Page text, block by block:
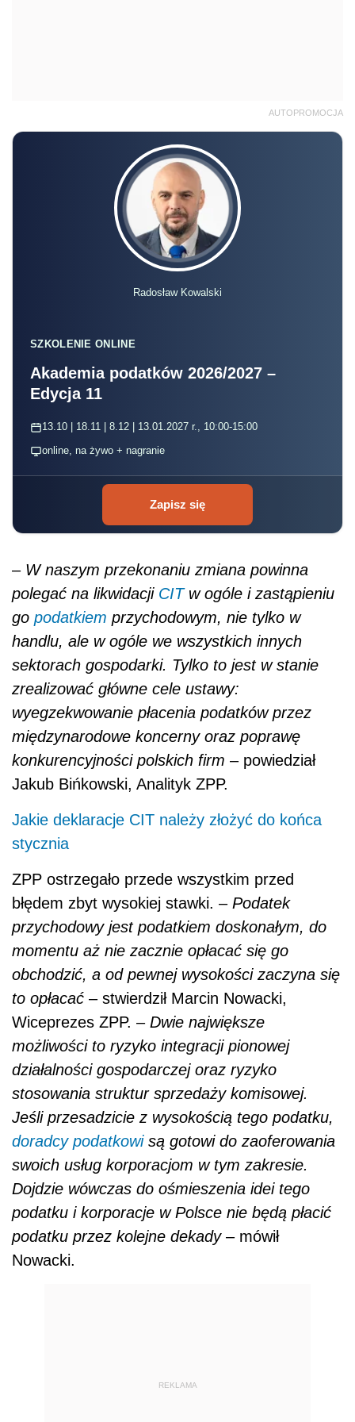
AUTOPROMOCJA
Radosław Kowalski
SZKOLENIE ONLINE
Akademia podatków 2026/2027 –
Edycja 11
13.10 | 18.11 | 8.12 | 13.01.2027 r., 10:00-15:00
online, na żywo + nagranie
Zapisz się
– W naszym przekonaniu zmiana powinna
polegać na likwidacji CITw ogóle i zastąpieniu
go podatkiem przychodowym, nie tylko w
handlu, ale w ogóle we wszystkich innych
sektorach gospodarki. Tylko to jest w stanie
zrealizować główne cele ustawy:
wyegzekwowanie płacenia podatków przez
międzynarodowe koncerny oraz poprawę
konkurencyjności polskich firm – powiedział
Jakub Bińkowski, Analityk ZPP.
Jakie deklaracje CIT należy złożyć do końca
stycznia
ZPP ostrzegało przede wszystkim przed
błędem zbyt wysokiej stawki. – Podatek
przychodowy jest podatkiem doskonałym, do
momentu aż nie zacznie opłacać się go
obchodzić, a od pewnej wysokości zaczyna się
to opłacać – stwierdził Marcin Nowacki,
Wiceprezes ZPP. – Dwie największe
możliwości to ryzyko integracji pionowej
działalności gospodarczej oraz ryzyko
stosowania struktur sprzedaży komisowej.
Jeśli przesadzicie z wysokością tego podatku,
doradcy podatkowisą gotowi do zaoferowania
swoich usług korporacjom w tym zakresie.
Dojdzie wówczas do ośmieszenia idei tego
podatku i korporacje w Polsce nie będą płacić
podatku przez kolejne dekady – mówił
Nowacki.
REKLAMA